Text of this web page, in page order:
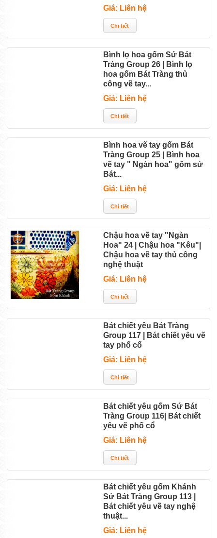
Giá: Liên hệ
Bình lọ hoa gốm Sứ Bát
Tràng Group 26 | Bình lọ
hoa gốm Bát Tràng thủ
công vẽ tay...
Giá: Liên hệ
Bình hoa vẽ tay gốm Bát
Tràng Group 25 | Bình hoa
vẽ tay " Ngàn hoa" gốm sứ
Bát...
Giá: Liên hệ
Chậu hoa vẽ tay "Ngàn
Hoa" 24 | Chậu hoa "Kêu"|
Chậu hoa vẽ tay thủ công
nghệ thuật
Giá: Liên hệ
Bát chiết yêu Bát Tràng
Group 117 | Bát chiết yêu vẽ
tay phố cổ
Giá: Liên hệ
Bát chiết yêu gốm Sứ Bát
Tràng Group 116| Bát chiết
yêu vẽ phố cổ
Giá: Liên hệ
Bát chiết yêu gốm Khánh
Sứ Bát Tràng Group 113 |
Bát chiết yêu vẽ tay nghệ
thuật...
Giá: Liên hệ